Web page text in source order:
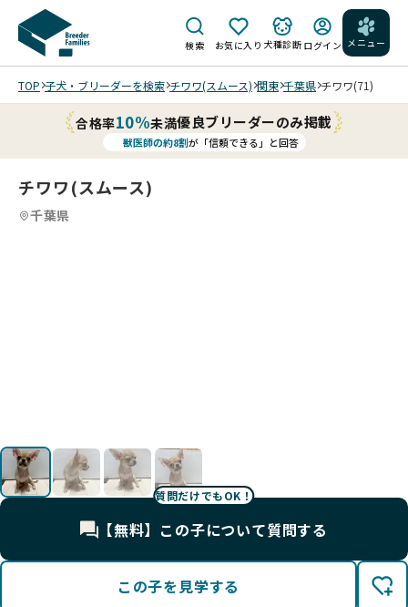
検索 お気に入り 犬種診断 ログイン メニュー
TOP 子犬・ブリーダーを検索 チワワ(スムース) 関東 千葉県 チワワ(71)
合格率10%未満優良ブリーダーのみ掲載
獣医師の約8割が「信頼できる」と回答
チワワ(スムース)
千葉県
質問だけでもOK！
【無料】この子について質問する
この子を見学する